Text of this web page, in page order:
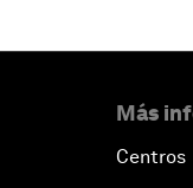
Más
Centros